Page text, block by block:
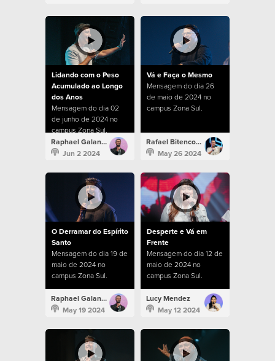
Lidando com o Peso
Acumulado ao Longo
dos Anos
Mensagem do dia 02
de junho de 2024 no
campus Zona Sul.
Raphael Galante
Jun 2 2024
Vá e Faça o Mesmo
Mensagem do dia 26
de maio de 2024 no
campus Zona Sul.
Rafael Bitencourt
May 26 2024
O Derramar do Espírito
Santo
Mensagem do dia 19 de
maio de 2024 no
campus Zona Sul.
Raphael Galante
May 19 2024
Desperte e Vá em
Frente
Mensagem do dia 12 de
maio de 2024 no
campus Zona Sul.
Lucy Mendez
May 12 2024